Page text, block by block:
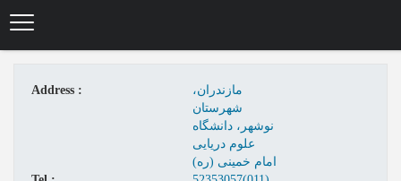
Address :
مازندران،
شهرستان
نوشهر، دانشگاه
علوم دریایی
امام خمینی (ره)